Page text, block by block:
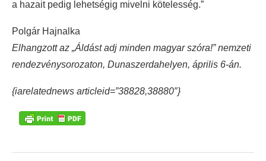
a hazait pedig lehetségig mivelni kötelesség.”
Polgár Hajnalka
Elhangzott az „Áldást adj minden magyar szóra!” nemzeti
rendezvénysorozaton, Dunaszerdahelyen, április 6-án.
{iarelatednews articleid=”38828,38880″}